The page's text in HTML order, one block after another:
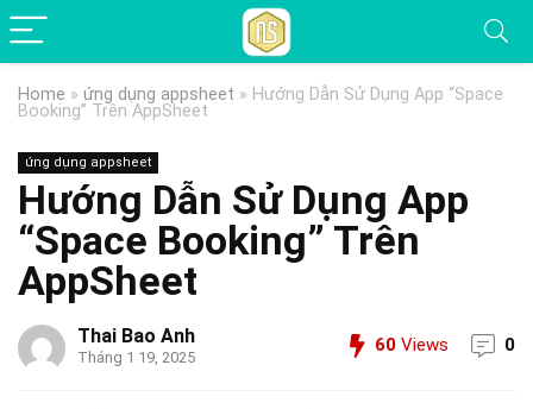
Home » ứng dụng appsheet » Hướng Dẫn Sử Dụng App “Space
Booking” Trên AppSheet
ứng dụng appsheet
Hướng Dẫn Sử Dụng App
“Space Booking” Trên
AppSheet
Thai Bao Anh
Tháng 1 19, 2025
60 Views 0